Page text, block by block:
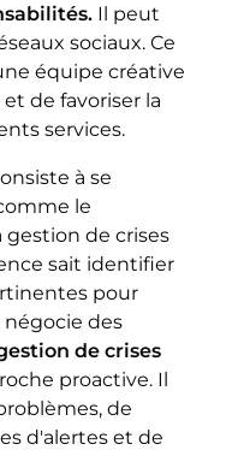
Il peut
sociaux. Ce
équipe créative
de favoriser la
services.
à se
le
gestion de crises
sait identifier
pour
des
de crises
proactive. Il
de
d'alertes et de